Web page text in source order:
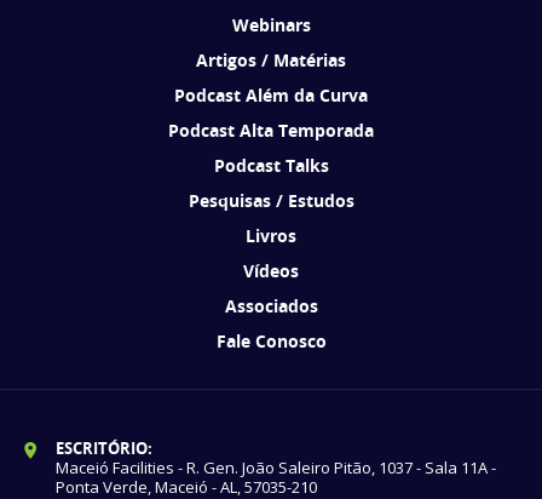
Webinars
Artigos / Matérias
Podcast Além da Curva
Podcast Alta Temporada
Podcast Talks
Pesquisas / Estudos
Livros
Vídeos
Associados
Fale Conosco
ESCRITÓRIO:
Maceió Facilities - R. Gen. João Saleiro Pitão, 1037 - Sala 11A -
Ponta Verde, Maceió - AL, 57035-210